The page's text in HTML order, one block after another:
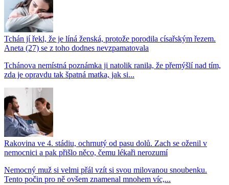
Tchán jí řekl, že je líná ženská, protože porodila císařským řezem.
Aneta (27) se z toho dodnes nevzpamatovala
Tchánova nemístná poznámka ji natolik ranila, že přemýšlí nad tím,
zda je opravdu tak špatná matka, jak si...
Rakovina ve 4. stádiu, ochrnutý od pasu dolů. Zach se oženil v
nemocnici a pak přišlo něco, čemu lékaři nerozumí
Nemocný muž si velmi přál vzít si svou milovanou snoubenku.
Tento počin pro ně ovšem znamenal mnohem víc,...